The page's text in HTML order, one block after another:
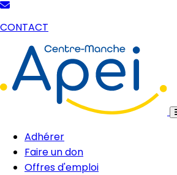
CONTACT
Adhérer
Faire un don
Offres d'emploi